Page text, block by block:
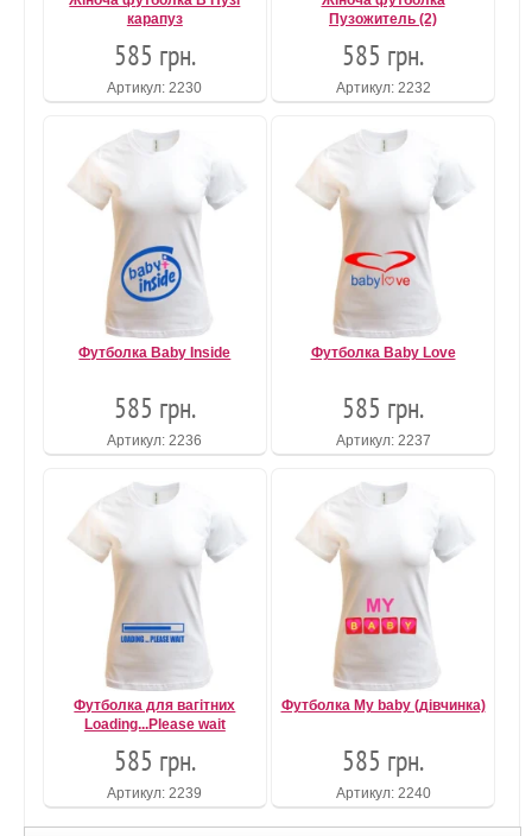
карапуз
585 грн.
Артикул: 2230
Пузожитель (2)
585 грн.
Артикул: 2232
Футболка Baby Inside
585 грн.
Артикул: 2236
Футболка Baby Love
585 грн.
Артикул: 2237
Футболка для вагітних
Loading...Please wait
585 грн.
Артикул: 2239
Футболка My baby (дівчинка)
585 грн.
Артикул: 2240